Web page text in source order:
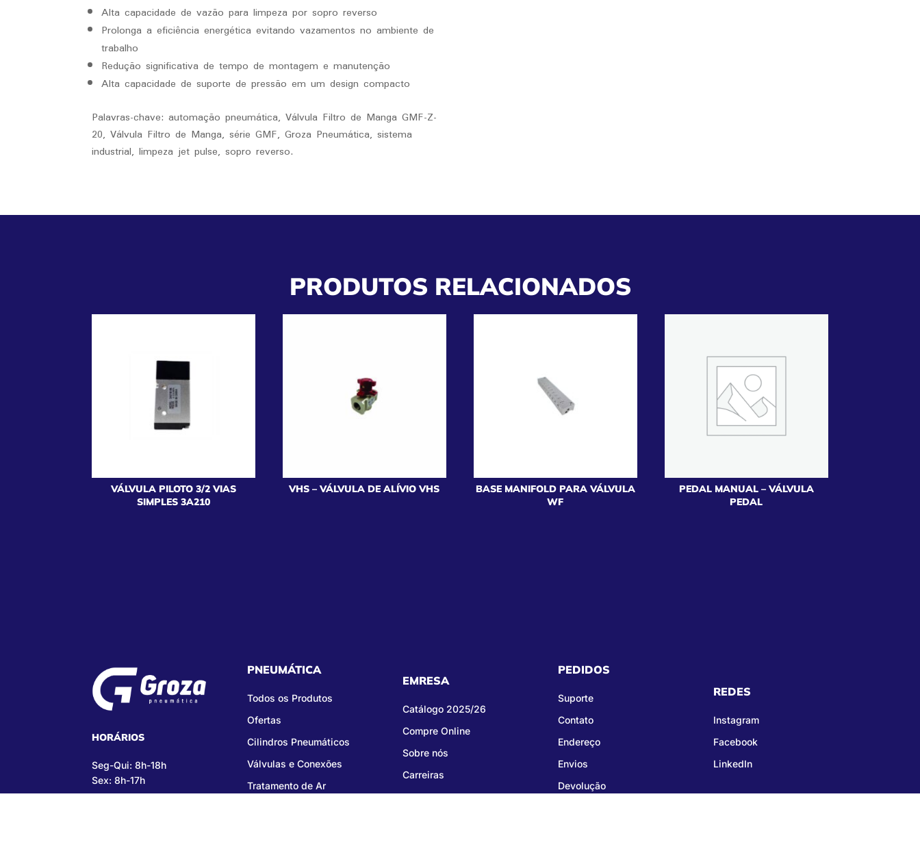
Alta capacidade de vazão para limpeza por sopro reverso
Prolonga a eficiência energética evitando vazamentos no ambiente de
trabalho
Redução significativa de tempo de montagem e manutenção
Alta capacidade de suporte de pressão em um design compacto
Palavras-chave: automação pneumática, Válvula Filtro de Manga GMF-Z-
20, Válvula Filtro de Manga, série GMF, Groza Pneumática, sistema
industrial, limpeza jet pulse, sopro reverso.
PRODUTOS RELACIONADOS
VÁLVULA PILOTO 3/2 VIAS
SIMPLES 3A210
VHS – VÁLVULA DE ALÍVIO VHS
BASE MANIFOLD PARA VÁLVULA
WF
PEDAL MANUAL – VÁLVULA
PEDAL
HORÁRIOS
Seg-Qui: 8h-18h
Sex: 8h-17h
PNEUMÁTICA
Todos os Produtos
Ofertas
Cilindros Pneumáticos
Válvulas e Conexões
Tratamento de Ar
EMRESA
Catálogo 2025/26
Compre Online
Sobre nós
Carreiras
PEDIDOS
Suporte
Contato
Endereço
Envios
Devolução
REDES
Instagram
Facebook
LinkedIn